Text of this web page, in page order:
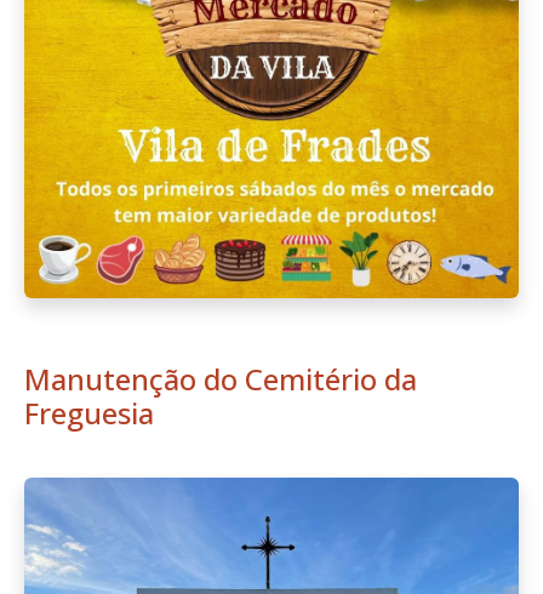
Manutenção do Cemitério da
Freguesia